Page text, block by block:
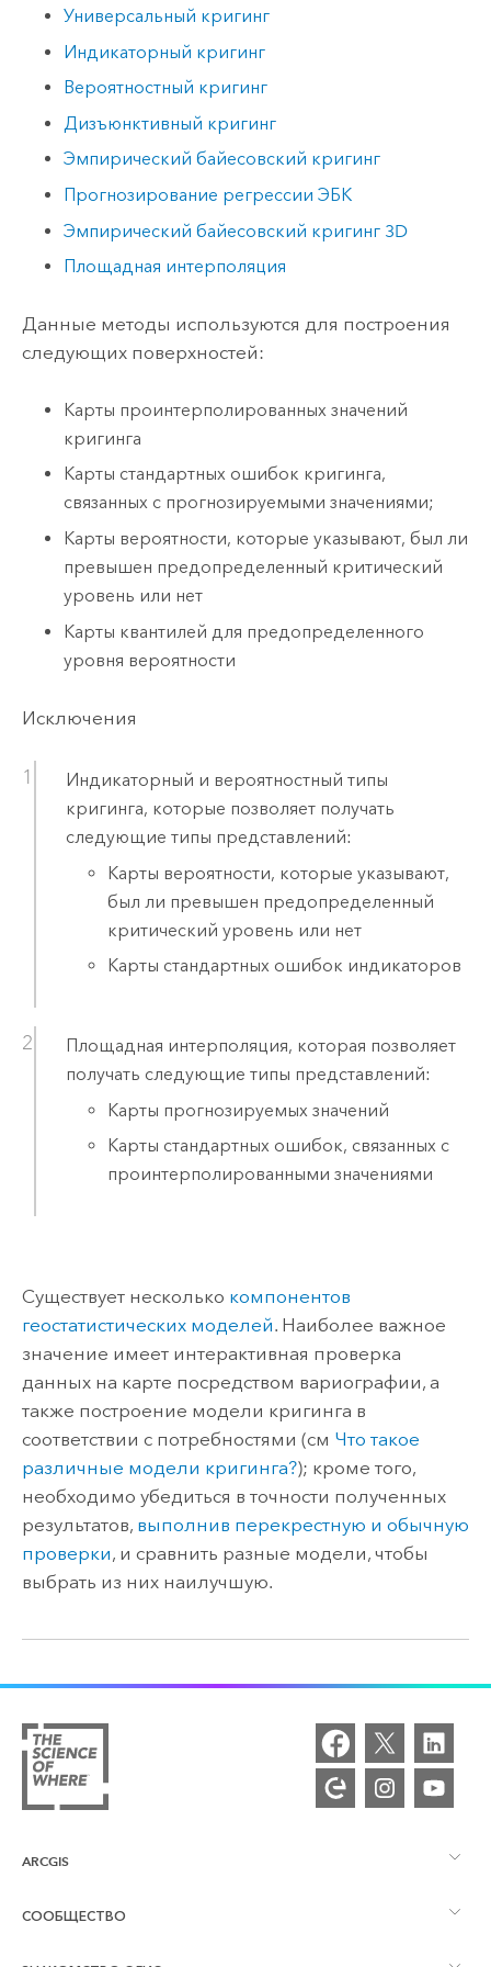
Универсальный кригинг
Индикаторный кригинг
Вероятностный кригинг
Дизъюнктивный кригинг
Эмпирический байесовский кригинг
Прогнозирование регрессии ЭБК
Эмпирический байесовский кригинг 3D
Площадная интерполяция
Данные методы используются для построения
следующих поверхностей:
Карты проинтерполированных значений
кригинга
Карты стандартных ошибок кригинга,
связанных с прогнозируемыми значениями;
Карты вероятности, которые указывают, был ли
превышен предопределенный критический
уровень или нет
Карты квантилей для предопределенного
уровня вероятности
Исключения
Индикаторный и вероятностный типы
кригинга, которые позволяет получать
следующие типы представлений:
Карты вероятности, которые указывают,
был ли превышен предопределенный
критический уровень или нет
Карты стандартных ошибок индикаторов
Площадная интерполяция, которая позволяет
получать следующие типы представлений:
Карты прогнозируемых значений
Карты стандартных ошибок, связанных с
проинтерполированными значениями
Существует несколько компонентов
геостатистических моделей. Наиболее важное
значение имеет интерактивная проверка
данных на карте посредством вариографии, а
также построение модели кригинга в
соответствии с потребностями (см Что такое
различные модели кригинга?); кроме того,
необходимо убедиться в точности полученных
результатов, выполнив перекрестную и обычную
проверки, и сравнить разные модели, чтобы
выбрать из них наилучшую.
ARCGIS
Обзор ArcGIS
СООБЩЕСТВО